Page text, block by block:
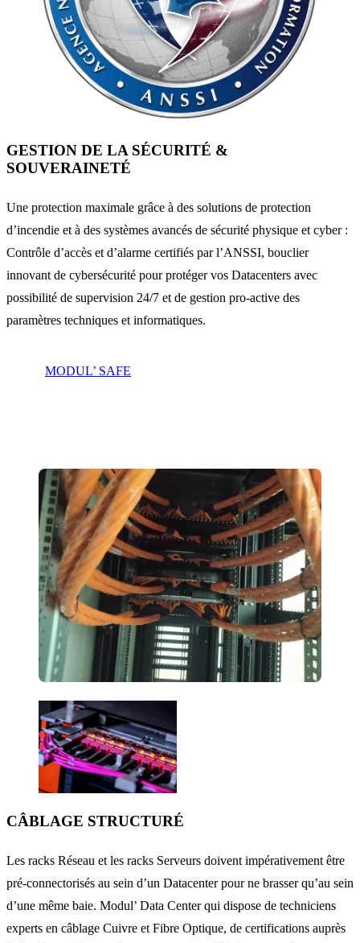
GESTION DE LA SÉCURITÉ &
SOUVERAINETÉ
Une protection maximale grâce à des solutions de protection
d’incendie et à des systèmes avancés de sécurité physique et cyber :
Contrôle d’accès et d’alarme certifiés par l’ANSSI, bouclier
innovant de cybersécurité pour protéger vos Datacenters avec
possibilité de supervision 24/7 et de gestion pro-active des
paramètres techniques et informatiques.
MODUL’ SAFE
CÂBLAGE STRUCTURÉ
Les racks Réseau et les racks Serveurs doivent impérativement être
pré-connectorisés au sein d’un Datacenter pour ne brasser qu’au sein
d’une même baie. Modul’ Data Center qui dispose de techniciens
experts en câblage Cuivre et Fibre Optique, de certifications auprès